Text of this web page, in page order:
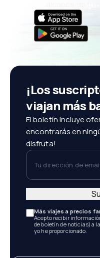
¡Los
viajan más
El boletín incluye
encontrarás en
disfruta!
Tu dirección de email
Más viajes a precios
Acepto recibir
de boletín de noticias) a
yo he proporcionado.